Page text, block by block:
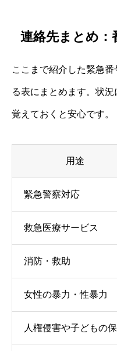
連絡先まとめ：
ここまで紹介した緊急
る表にまとめます。状
覚えておくと安心です。
用途
緊急警察対応
救急医療サービス
消防・救助
女性の暴力・性暴力
人権侵害や子どもの